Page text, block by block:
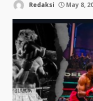
Redaksi May 8,